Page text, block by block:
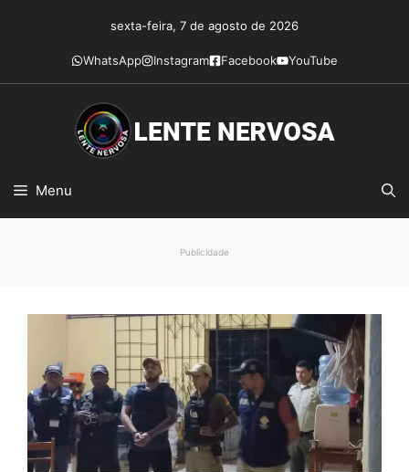
conteúdo
sexta-feira, 7 de agosto de 2026
WhatsApp Instagram Facebook YouTube
Menu
Publicidade